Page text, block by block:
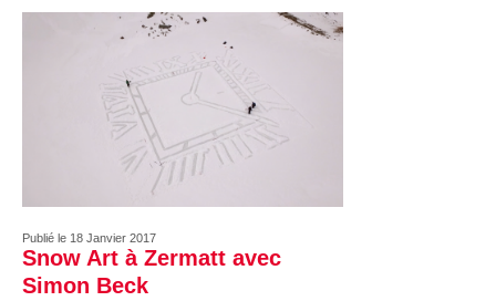
Publié le 18 Janvier 2017
Snow Art à Zermatt avec
Simon Beck